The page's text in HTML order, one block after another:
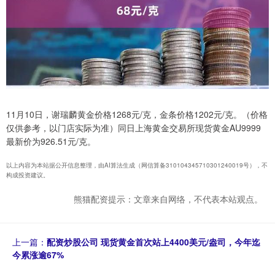
11月10日，谢瑞麟黄金价格1268元/克，金条价格1202元/克。（价格
仅供参考，以门店实际为准）同日上海黄金交易所现货黄金AU9999
最新价为926.51元/克。
以上内容为本站据公开信息整理，由AI算法生成（网信算备310104345710301240019号），不
构成投资建议。
熊猫配资提示：文章来自网络，不代表本站观点。
上一篇： 配资炒股公司 现货黄金首次站上4400美元/盎司，今年迄
今累涨逾67%